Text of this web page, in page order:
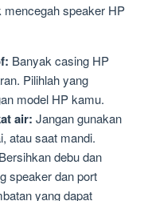
mencegah speaker HP
Banyak casing HP
Pilihlah yang
model HP kamu.
air: Jangan gunakan
atau saat mandi.
Bersihkan debu dan
speaker dan port
yang dapat